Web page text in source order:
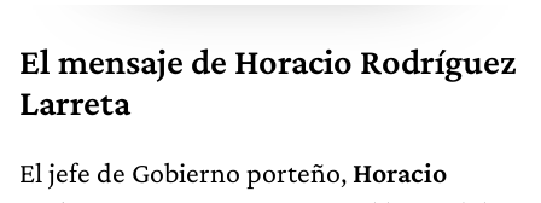
El mensaje de Horacio Rodríguez
Larreta
El jefe de Gobierno porteño, Horacio